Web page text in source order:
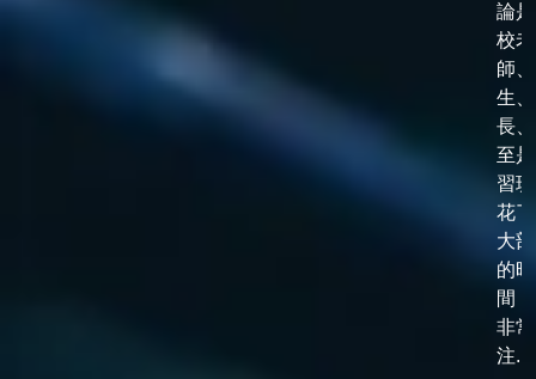
論
校老
師
生
長
至
習
花
大
的時
間
非
注...